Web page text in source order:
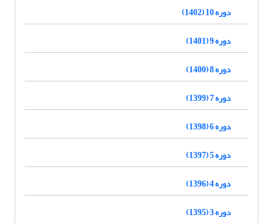
دوره 10 (1402)
دوره 9 (1401)
دوره 8 (1400)
دوره 7 (1399)
دوره 6 (1398)
دوره 5 (1397)
دوره 4 (1396)
دوره 3 (1395)